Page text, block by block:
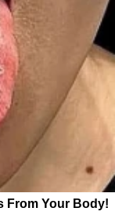
From Your Body!